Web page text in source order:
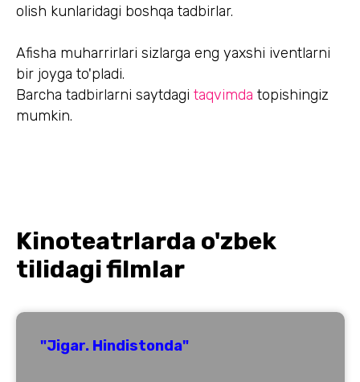
olish kunlaridagi boshqa tadbirlar.
Afisha muharrirlari sizlarga eng yaxshi iventlarni
bir joyga to'pladi.
Barcha tadbirlarni saytdagi taqvimda topishingiz
mumkin.
Kinoteatrlarda o'zbek
tilidagi filmlar
"Jigar. Hindistonda"